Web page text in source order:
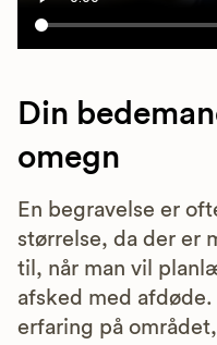
Din
omegn
En begravelse er
størrelse, da der er
til, når man vil
afsked med
erfaring på